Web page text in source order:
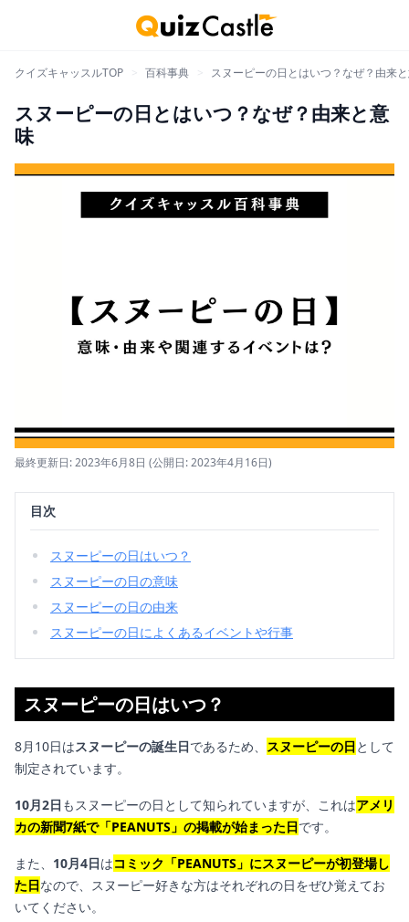
クイズキャッスルTOP 百科事典 スヌーピーの日とはいつ？なぜ？由来
スヌーピーの日とはいつ？なぜ？由来と意
味
最終更新日: 2023年6月8日 (公開日: 2023年4月16日)
目次
スヌーピーの日はいつ？
スヌーピーの日の意味
スヌーピーの日の由来
スヌーピーの日によくあるイベントや行事
スヌーピーの日はいつ？
8月10日はスヌーピーの誕生日であるため、 スヌーピーの日として
制定されています。
10月2日 もスヌーピーの日として知られていますが、これはアメリ
カの新聞7紙で「PEANUTS」の掲載が始まった日です。
また、 10月4日はコミック「PEANUTS」にスヌーピーが初登場し
た日なので、スヌーピー好きな方はそれぞれの日をぜひ覚えてお
いてください。